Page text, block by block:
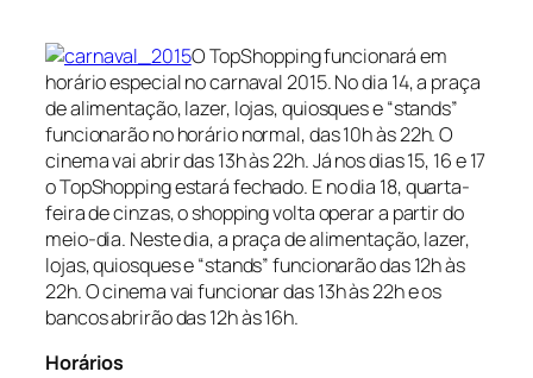
O TopShopping funcionará em
horário especial no carnaval 2015. No dia 14, a praça
de alimentação, lazer, lojas, quiosques e “stands”
funcionarão no horário normal, das 10h às 22h. O
cinema vai abrir das 13h às 22h. Já nos dias 15, 16 e 17
o TopShopping estará fechado. E no dia 18, quarta-
feira de cinzas, o shopping volta operar a partir do
meio-dia. Neste dia, a praça de alimentação, lazer,
lojas, quiosques e “stands” funcionarão das 12h às
22h. O cinema vai funcionar das 13h às 22h e os
bancos abrirão das 12h às 16h.
Horários